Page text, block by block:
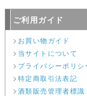
ご利用ガイド
お買い物ガイド
当サイトについて
プライバシーポリシ
特定商取引法表記
酒類販売管理者標識